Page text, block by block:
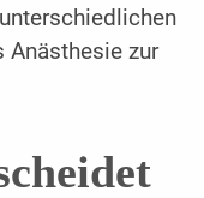
Anästhesie zur